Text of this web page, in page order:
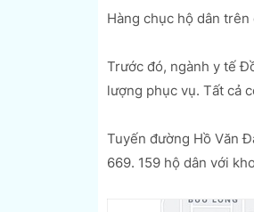
Hàng chục hộ dân
Trước đó, ngành y tế
lượng phục vụ. Tất cả
Tuyến đường Hồ Văn
669. 159 hộ dân với